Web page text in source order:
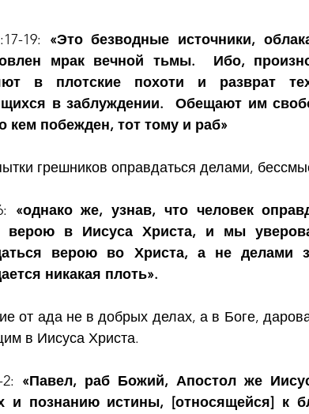
19: «Это безводные источники,
мрак вечной тьмы.  Ибо,
в плотские похоти и разврат
в заблуждении.  Обещают им
кем побежден, тот тому и раб»
грешников оправдаться делами,
«однако же, узнав, что человек
верою в Иисуса Христа, и мы
верою во Христа, а не делами
никакая плоть».
от ада не в добрых делах, а в Боге,
в Иисуса Христа.
«Павел, раб Божий, Апостол же
и познанию истины, [относящейся] к